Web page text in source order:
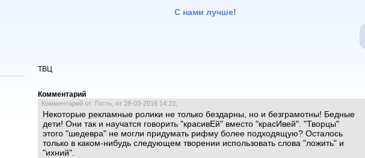
С нами лучше!
ТВЦ
Комментарий
Комментарий от: Гость, от 28-03-2016 14:23,
Некоторые рекламные ролики не только бездарны, но и безграмотны! Бедные
дети! Они так и научатся говорить "красивЕй" вместо "красИвей". "Творцы"
этого "шедевра" не могли придумать рифму более подходящую? Осталось
только в каком-нибудь следующем творении использовать слова "ложить" и
"ихний".